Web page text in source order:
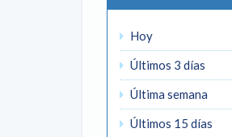
Hoy
Últimos 3 días
Última semana
Últimos 15 días